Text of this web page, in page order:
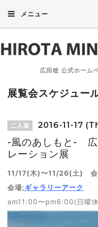
メニュー
広田稔 公式ホーム
展覧会スケジュー
二人展 2016-11-17
-風のあしもと- 広
レーション展
11/17(木)〜11/26(土) 会
会場:ギャラリーアーク
am11:00〜pm6:00(日曜